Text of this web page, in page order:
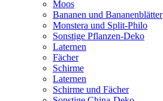
Moos
Bananen und Bananenblätter
Monstera und Split-Philo
Sonstige Pflanzen-Deko
Laternen
Fächer
Schirme
Laternen
Schirme und Fächer